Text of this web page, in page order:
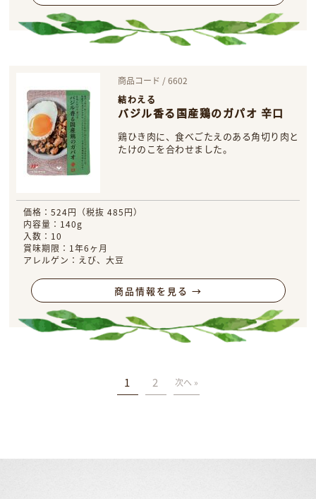
商品コード / 6602
結わえる
バジル香る国産鶏のガパオ 辛口
鶏ひき肉に、食べごたえのある角切り肉と
たけのこを合わせました。
価格：524円（税抜 485円）
内容量：140g
入数：10
賞味期限：1年6ヶ月
アレルゲン：えび、大豆
商品情報を見る →
1 2 次へ »